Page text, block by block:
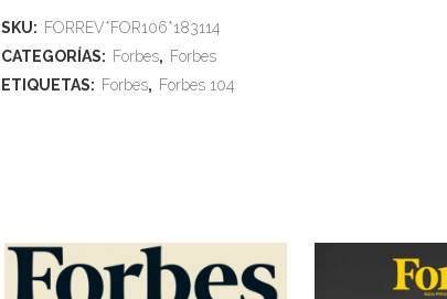
SKU: FORREV*FOR106*183114
CATEGORÍAS: Forbes, Forbes
ETIQUETAS: Forbes, Forbes 104